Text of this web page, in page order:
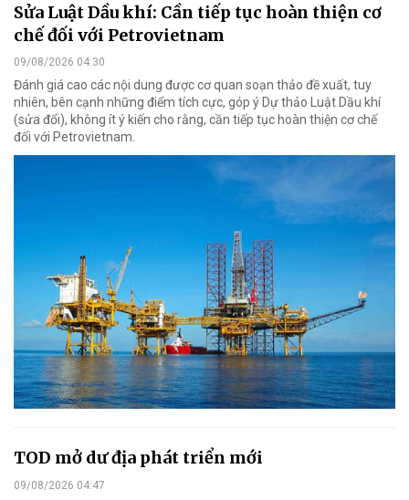
Sửa Luật Dầu khí: Cần tiếp tục hoàn thiện cơ
chế đối với Petrovietnam
09/08/2026 04:30
Đánh giá cao các nội dung được cơ quan soạn thảo đề xuất, tuy
nhiên, bên cạnh những điểm tích cực, góp ý Dự thảo Luật Dầu khí
(sửa đổi), không ít ý kiến cho rằng, cần tiếp tục hoàn thiện cơ chế
đối với Petrovietnam.
TOD mở dư địa phát triển mới
09/08/2026 04:47